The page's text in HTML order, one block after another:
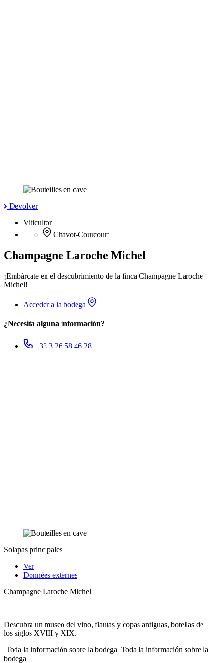
Devolver
Viticultor
Chavot-Courcourt
Champagne Laroche Michel
¡Embárcate en el descubrimiento de la finca Champagne Laroche
Michel!
Acceder a la bodega
¿Necesita alguna información?
+33 3 26 58 46 28
Solapas principales
Ver
Données externes
Champagne Laroche Michel
Descubra un museo del vino, flautas y copas antiguas, botellas de
los siglos XVIII y XIX.
Toda la información sobre la bodega Toda la información sobre la
bodega